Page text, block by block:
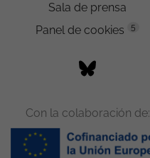
Sala de prensa
Panel de cookies
5
Con la colaboración de: